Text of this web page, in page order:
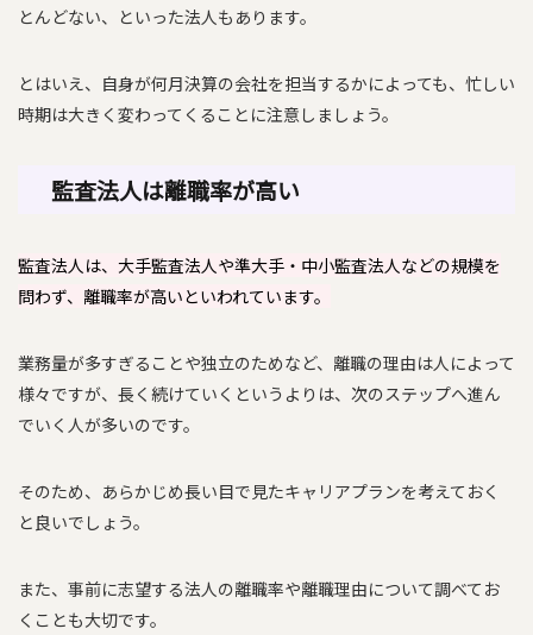
とんどない、といった法人もあります。
とはいえ、自身が何月決算の会社を担当するかによっても、忙しい
時期は大きく変わってくることに注意しましょう。
監査法人は離職率が高い
監査法人は、大手監査法人や準大手・中小監査法人などの規模を
問わず、離職率が高いといわれています。
業務量が多すぎることや独立のためなど、離職の理由は人によって
様々ですが、長く続けていくというよりは、次のステップへ進ん
でいく人が多いのです。
そのため、あらかじめ長い目で見たキャリアプランを考えておく
と良いでしょう。
また、事前に志望する法人の離職率や離職理由について調べてお
くことも大切です。